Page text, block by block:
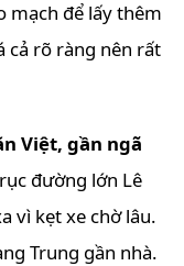
mạch để lấy thêm
cả rõ ràng nên rất
Việt, gần ngã
đường lớn Lê
vì kẹt xe chờ lâu.
Trung gần nhà.